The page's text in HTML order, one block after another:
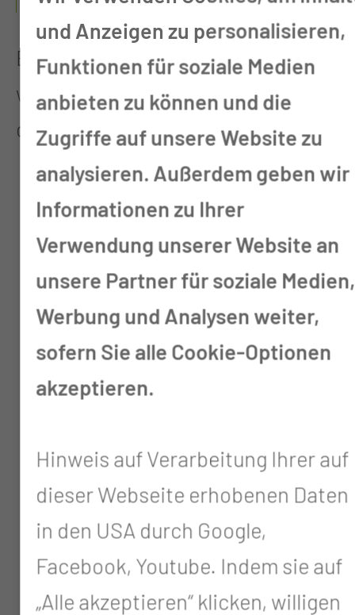
Eine histologische Untersuchung
wird in folgenden Situationen
durchgeführt:
nach einer Biopsie oder
Operation zur Analyse von
Gewebeproben
bei Verdacht auf eine
Tumorerkrankung
zur Unterscheidung zwischen
gutartigen und bösartigen
zur genauen Bestimmung der
Tumorart
zur Beurteilung von
Tumorgrenzen und Ausbreitung
und Anzeigen zu personalisieren,
Funktionen für soziale Medien
anbieten zu können und die
Zugriffe auf unsere Website zu
analysieren. Außerdem geben wir
Informationen zu Ihrer
Verwendung unserer Website an
unsere Partner für soziale Medien,
Werbung und Analysen weiter,
sofern Sie alle Cookie-Optionen
akzeptieren.
Hinweis auf Verarbeitung Ihrer auf
dieser Webseite erhobenen Daten
in den USA durch Google,
Facebook, Youtube. Indem sie auf
„Alle akzeptieren“ klicken, willigen